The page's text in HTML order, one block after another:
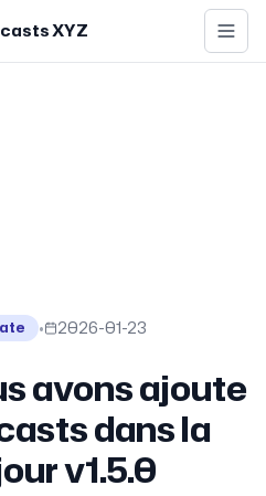
XYZ
• 2026-01-23
avons ajoute
dans la
v1.5.0